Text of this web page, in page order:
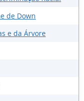
de Down
e da Árvore